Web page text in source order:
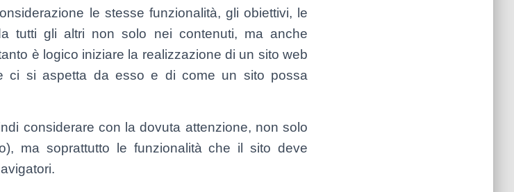
le stesse funzionalità, gli obiettivi, le
tutti gli altri non solo nei contenuti, ma anche
è logico iniziare la realizzazione di un sito web
ci si aspetta da esso e di come un sito possa
considerare con la dovuta attenzione, non solo
ma soprattutto le funzionalità che il sito deve